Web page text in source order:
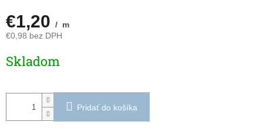
€1,20 / m
€0,98 bez DPH
cena:
Skladom
Pridať do košíka